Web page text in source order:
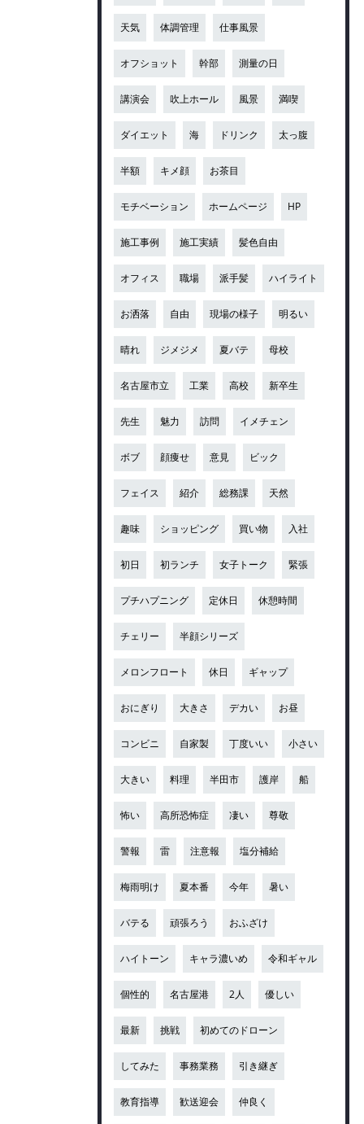
天気 体調管理 仕事風景
オフショット 幹部 測量の日
講演会 吹上ホール 風景 満喫
ダイエット 海 ドリンク 太っ腹
半額 キメ顔 お茶目
モチベーション ホームページ HP
施工事例 施工実績 髪色自由
オフィス 職場 派手髪 ハイライト
お洒落 自由 現場の様子 明るい
晴れ ジメジメ 夏バテ 母校
名古屋市立 工業 高校 新卒生
先生 魅力 訪問 イメチェン
ボブ 顔痩せ 意見 ビック
フェイス 紹介 総務課 天然
趣味 ショッピング 買い物 入社
初日 初ランチ 女子トーク 緊張
プチハプニング 定休日 休憩時間
チェリー 半顔シリーズ
メロンフロート 休日 ギャップ
おにぎり 大きさ デカい お昼
コンビニ 自家製 丁度いい 小さい
大きい 料理 半田市 護岸 船
怖い 高所恐怖症 凄い 尊敬
警報 雷 注意報 塩分補給
梅雨明け 夏本番 今年 暑い
バテる 頑張ろう おふざけ
ハイトーン キャラ濃いめ 令和ギャル
個性的 名古屋港 2人 優しい
最新 挑戦 初めてのドローン
してみた 事務業務 引き継ぎ
教育指導 歓送迎会 仲良く